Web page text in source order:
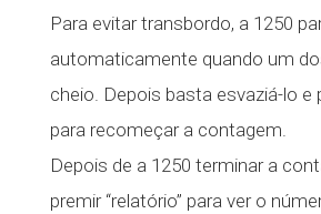
Para evitar transbordo, a 1250
automaticamente quando um
cheio. Depois basta esvaziá-lo e
para recomeçar a contagem.
Depois de a 1250 terminar a
premir “relatório” para ver o